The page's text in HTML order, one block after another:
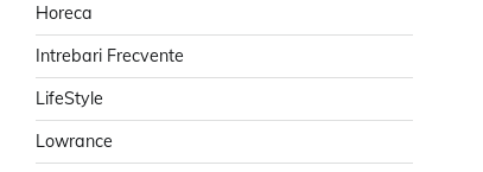
Horeca
Intrebari Frecvente
LifeStyle
Lowrance